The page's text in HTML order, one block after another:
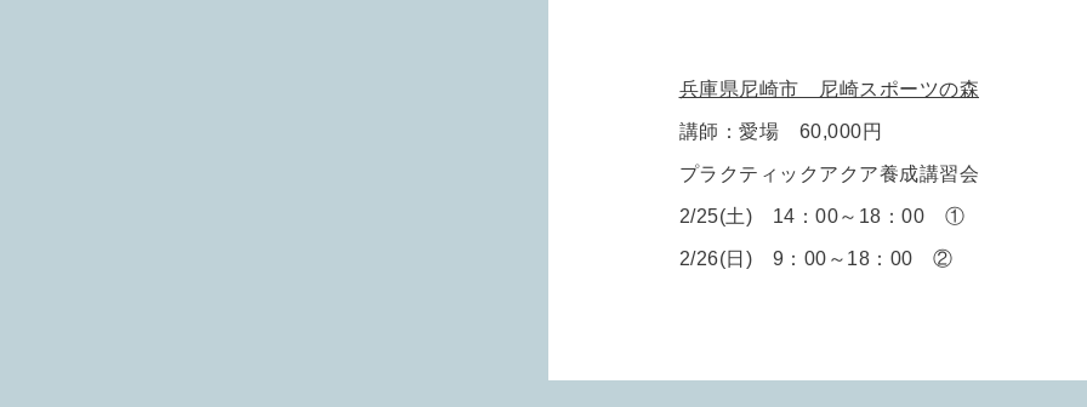
兵庫県尼崎市 尼崎スポーツの森
講師：愛場 60,000円
プラクティックアクア養成講習会
2/25(土) 14：00～18：00 ①
2/26(日) 9：00～18：00 ②